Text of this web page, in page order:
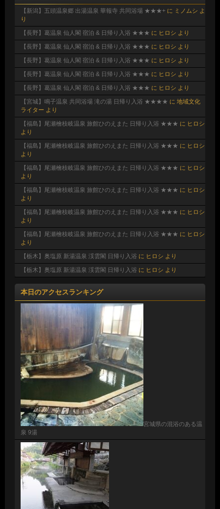
【新潟】五頭温泉郷 出湯温泉 華報寺 共同浴場 ★★★+ に ミノムシ よ
り
【長野】葛温泉 仙人閣 宿泊 & 日帰り入浴 ★★★ に ヒロシ より
【長野】葛温泉 仙人閣 宿泊 & 日帰り入浴 ★★★ に ヒロシ より
【長野】葛温泉 仙人閣 宿泊 & 日帰り入浴 ★★★ に ヒロシ より
【長野】葛温泉 仙人閣 宿泊 & 日帰り入浴 ★★★ に ヒロシ より
【長野】葛温泉 仙人閣 宿泊 & 日帰り入浴 ★★★ に ヒロシ より
【宮城】鳴子温泉 共同浴場 滝の湯 日帰り入浴 ★★★★ に 地域文化
ライター より
【福島】尾瀬檜枝岐温泉 旅館ひのえまた 日帰り入浴 ★★★ に ヒロシ
より
【福島】尾瀬檜枝岐温泉 旅館ひのえまた 日帰り入浴 ★★★ に ヒロシ
より
【福島】尾瀬檜枝岐温泉 旅館ひのえまた 日帰り入浴 ★★★ に ヒロシ
より
【福島】尾瀬檜枝岐温泉 旅館ひのえまた 日帰り入浴 ★★★ に ヒロシ
より
【福島】尾瀬檜枝岐温泉 旅館ひのえまた 日帰り入浴 ★★★ に ヒロシ
より
【福島】尾瀬檜枝岐温泉 旅館ひのえまた 日帰り入浴 ★★★ に ヒロシ
より
【栃木】奥塩原 新湯温泉 渓雲閣 日帰り入浴 に ヒロシ より
【栃木】奥塩原 新湯温泉 渓雲閣 日帰り入浴 に ヒロシ より
本日のアクセスランキング
宮城県の混浴のある温
泉 9湯